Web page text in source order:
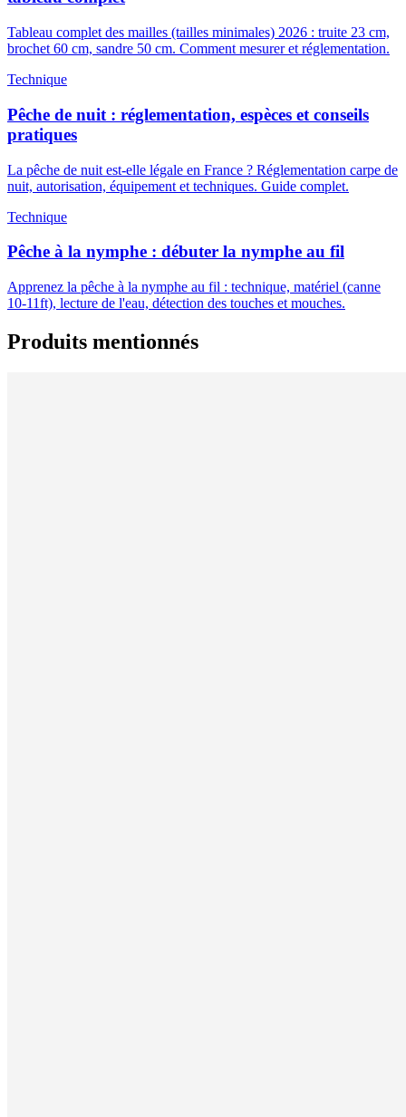
Tableau complet des mailles (tailles minimales) 2026 : truite 23 cm,
brochet 60 cm, sandre 50 cm. Comment mesurer et réglementation.
Technique
Pêche de nuit : réglementation, espèces et conseils
pratiques
La pêche de nuit est-elle légale en France ? Réglementation carpe de
nuit, autorisation, équipement et techniques. Guide complet.
Technique
Pêche à la nymphe : débuter la nymphe au fil
Apprenez la pêche à la nymphe au fil : technique, matériel (canne
10-11ft), lecture de l'eau, détection des touches et mouches.
Produits mentionnés